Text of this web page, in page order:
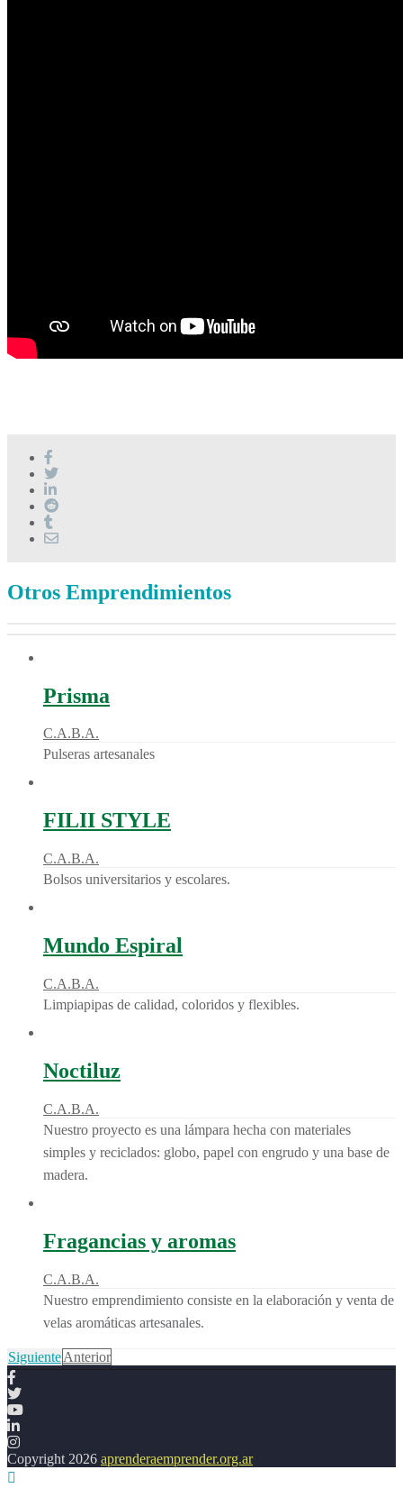
Otros Emprendimientos
Prisma
C.A.B.A.
Pulseras artesanales
FILII STYLE
C.A.B.A.
Bolsos universitarios y escolares.
Mundo Espiral
C.A.B.A.
Limpiapipas de calidad, coloridos y flexibles.
Noctiluz
C.A.B.A.
Nuestro proyecto es una lámpara hecha con materiales
simples y reciclados: globo, papel con engrudo y una base de
madera.
Fragancias y aromas
C.A.B.A.
Nuestro emprendimiento consiste en la elaboración y venta de
velas aromáticas artesanales.
SiguienteAnterior
Copyright 2026 aprenderaemprender.org.ar